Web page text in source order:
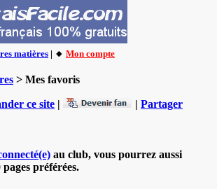
matières | 🔸 Mon compte
> Mes favoris
ce site | | Partager
au club, vous pourrez aussi
préférées.